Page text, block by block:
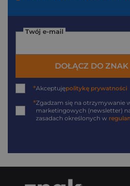
Twój e-mail
DOŁĄCZ DO ZNAK
*Akceptujępolitykę prywatności
*Zgadzam się na otrzymywanie
marketingowych (newsletter)
zasadach określonych w